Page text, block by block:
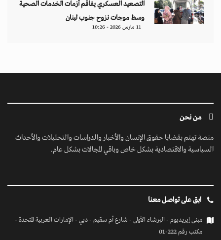
التصعيد العسكري يفاقم أزمات الخدمات الصحية
وسط موجات نزوح جنوب لبنان
11 مارس 2026 - 10:26
من نحن
منصة تهتم بقضايا حقوق الإنسان والأخبار والدراسات والتحليلات والأحداث
السياسية والاقتصادية بشكل خاص وباقي المجالات بشكل عام.
ابق على تواصل معنا
مبنى إيريديوم - البرشاء الأولى - شارع أم سقيم - دبي - الإمارات العربية المتحدة -
مكتب رقم 222-01